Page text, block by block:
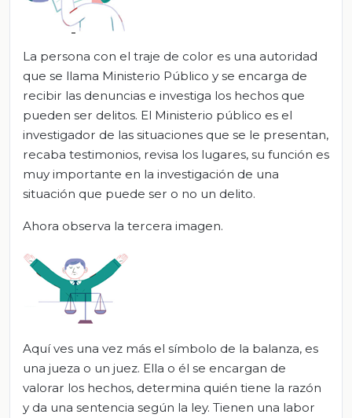
La persona con el traje de color es una autoridad
que se llama Ministerio Público y se encarga de
recibir las denuncias e investiga los hechos que
pueden ser delitos. El Ministerio público es el
investigador de las situaciones que se le presentan,
recaba testimonios, revisa los lugares, su función es
muy importante en la investigación de una
situación que puede ser o no un delito.
Ahora observa la tercera imagen.
Aquí ves una vez más el símbolo de la balanza, es
una jueza o un juez. Ella o él se encargan de
valorar los hechos, determina quién tiene la razón
y da una sentencia según la ley. Tienen una labor